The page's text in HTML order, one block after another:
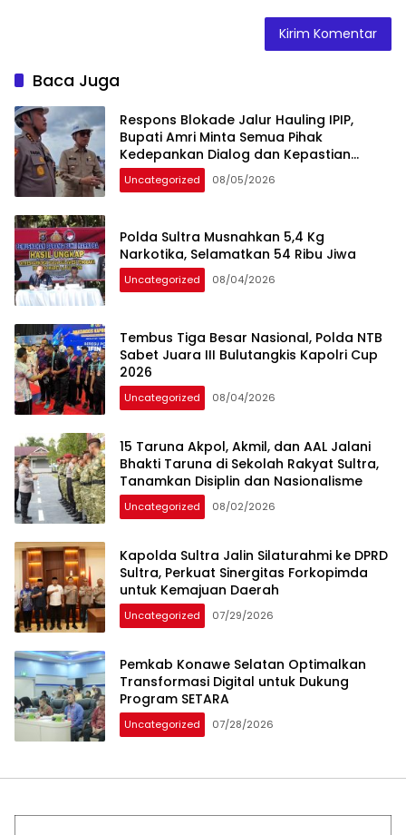
Baca Juga
Respons Blokade Jalur Hauling IPIP,
Bupati Amri Minta Semua Pihak
Kedepankan Dialog dan Kepastian
Hukum
Uncategorized 08/05/2026
Polda Sultra Musnahkan 5,4 Kg
Narkotika, Selamatkan 54 Ribu Jiwa
Uncategorized 08/04/2026
Tembus Tiga Besar Nasional, Polda NTB
Sabet Juara III Bulutangkis Kapolri Cup
2026
Uncategorized 08/04/2026
15 Taruna Akpol, Akmil, dan AAL Jalani
Bhakti Taruna di Sekolah Rakyat Sultra,
Tanamkan Disiplin dan Nasionalisme
Uncategorized 08/02/2026
Kapolda Sultra Jalin Silaturahmi ke DPRD
Sultra, Perkuat Sinergitas Forkopimda
untuk Kemajuan Daerah
Uncategorized 07/29/2026
Pemkab Konawe Selatan Optimalkan
Transformasi Digital untuk Dukung
Program SETARA
Uncategorized 07/28/2026